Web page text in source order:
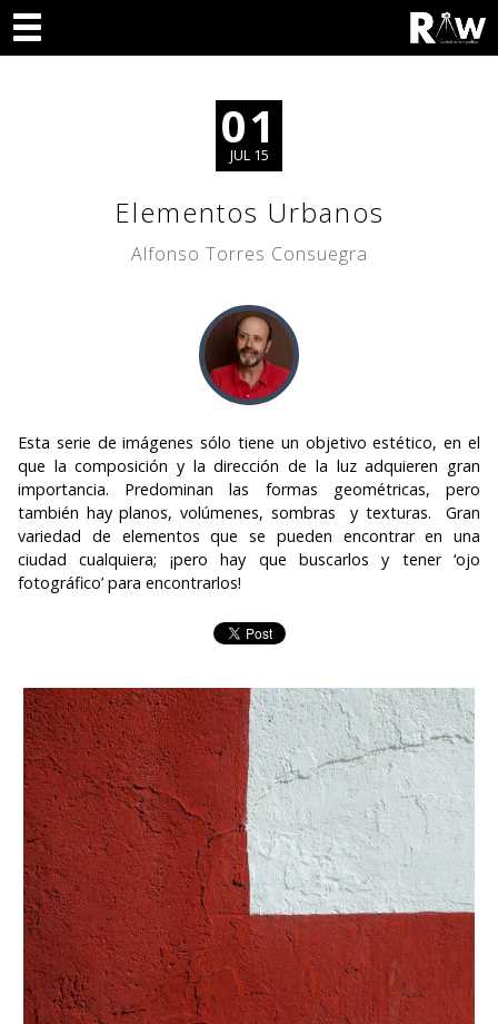
01
JUL 15
Elementos Urbanos
Alfonso Torres Consuegra
Esta serie de imágenes sólo tiene un objetivo estético, en el
que la composición y la dirección de la luz adquieren gran
importancia. Predominan las formas geométricas, pero
también hay planos, volúmenes, sombras y texturas. Gran
variedad de elementos que se pueden encontrar en una
ciudad cualquiera; ¡pero hay que buscarlos y tener ‘ojo
fotográfico’ para encontrarlos!